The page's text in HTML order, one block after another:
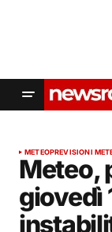
METEOPREVISIONI
Meteo,
giovedì